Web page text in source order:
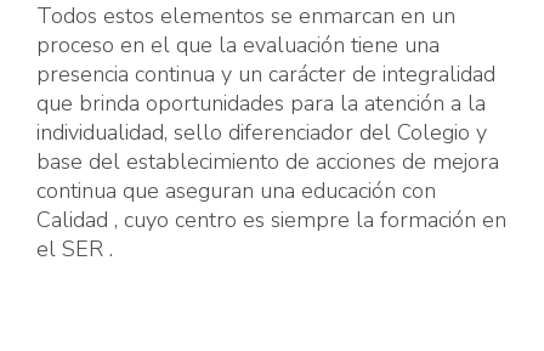
Todos estos elementos se enmarcan en un
proceso en el que la evaluación tiene una
presencia continua y un carácter de integralidad
que brinda oportunidades para la atención a la
individualidad, sello diferenciador del Colegio y
base del establecimiento de acciones de mejora
continua que aseguran una educación con
Calidad , cuyo centro es siempre la formación en
el SER .